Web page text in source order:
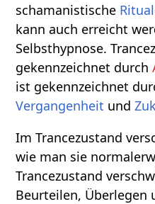
schamanistische
kann auch erreicht
Selbsthypnose.
gekennzeichnet durch
ist gekennzeichnet
Vergangenheit und
Im Trancezustand
wie man sie
Trancezustand
Beurteilen, Überlegen